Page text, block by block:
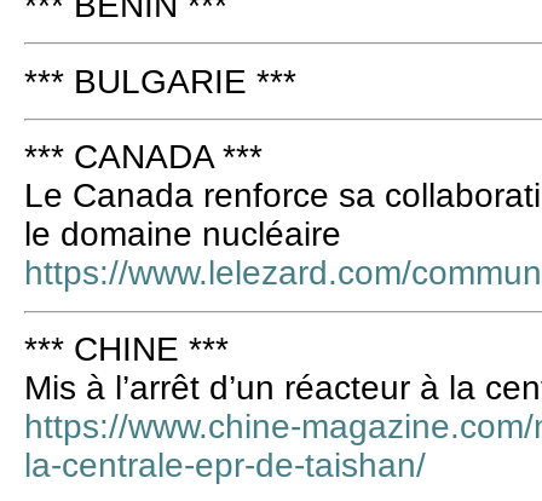
*** BULGARIE ***
*** CANADA ***
Le Canada renforce sa
le domaine nucléaire
https://www.lelezard.com/
*** CHINE ***
Mis à l’arrêt d’un réacteur à la
https://www.chine-
la-centrale-epr-de-taishan/